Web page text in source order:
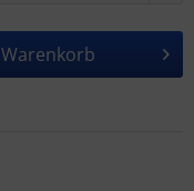
Warenkorb